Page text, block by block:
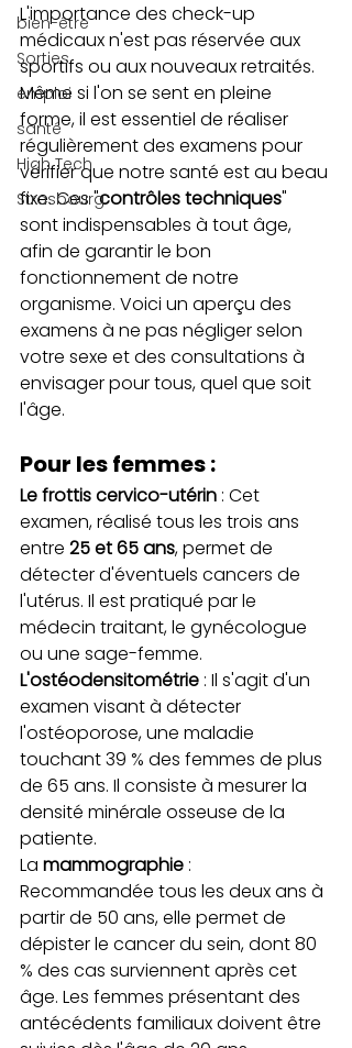
bien-être
Sorties
emploi
santé
High Tech
Strasbourg
L'importance des check-up
médicaux n'est pas réservée aux
sportifs ou aux nouveaux retraités.
Même si l'on se sent en pleine
forme, il est essentiel de réaliser
régulièrement des examens pour
vérifier que notre santé est au beau
fixe. Ces "contrôles techniques"
sont indispensables à tout âge,
afin de garantir le bon
fonctionnement de notre
organisme. Voici un aperçu des
examens à ne pas négliger selon
votre sexe et des consultations à
envisager pour tous, quel que soit
l'âge.
Pour les femmes :
Le frottis cervico-utérin : Cet
examen, réalisé tous les trois ans
entre 25 et 65 ans, permet de
détecter d'éventuels cancers de
l'utérus. Il est pratiqué par le
médecin traitant, le gynécologue
ou une sage-femme.
L'ostéodensitométrie : Il s'agit d'un
examen visant à détecter
l'ostéoporose, une maladie
touchant 39 % des femmes de plus
de 65 ans. Il consiste à mesurer la
densité minérale osseuse de la
patiente.
La mammographie :
Recommandée tous les deux ans à
partir de 50 ans, elle permet de
dépister le cancer du sein, dont 80
% des cas surviennent après cet
âge. Les femmes présentant des
antécédents familiaux doivent être